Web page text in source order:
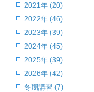
2021年 (20)
2022年 (46)
2023年 (39)
2024年 (45)
2025年 (39)
2026年 (42)
冬期講習 (7)